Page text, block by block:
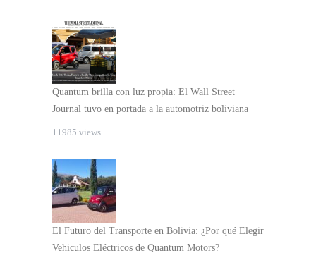
Quantum brilla con luz propia: El Wall Street
Journal tuvo en portada a la automotriz boliviana
11985 views
El Futuro del Transporte en Bolivia: ¿Por qué Elegir
Vehiculos Eléctricos de Quantum Motors?